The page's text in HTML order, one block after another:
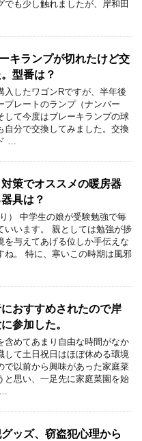
でも少し触れましたが、岸和田
キランプが切れたけど交
型番は？
入したワゴンRですが、半年後
プレートのランプ（ナンバー
して今度はブレーキランプの球
自分で交換してみました。交換
…
策でオススメの暖房器
具は？
） 中学生の娘が受験勉強で毎
いいます。 親としては勉強が捗
を与えてあげる位しか手伝えな
ね。 特に、寒いこの時期は風邪
おすすめされたので岸
参加した。
含めてあまり自由な時間がなか
して土日祝日はほぼ休める環境
で以前から興味があった家庭菜
と思い、一足先に家庭菜園を始
ッズ、窃盗犯心理から